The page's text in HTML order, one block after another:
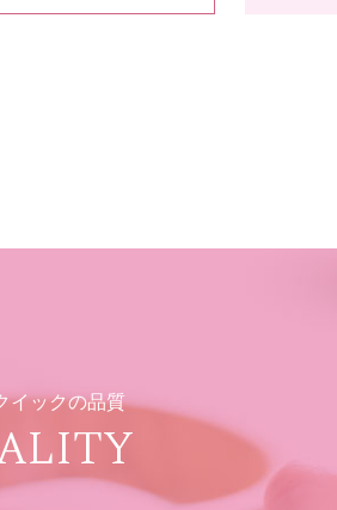
イックの品質